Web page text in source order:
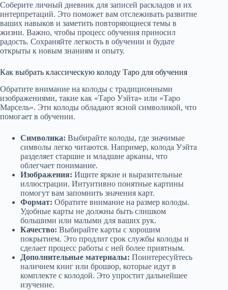
Соберите личный дневник для записей раскладов и их
интерпретаций. Это поможет вам отслеживать развитие
ваших навыков и заметить повторяющиеся темы в
жизни. Важно, чтобы процесс обучения приносил
радость. Сохраняйте легкость в обучении и будьте
открыты к новым знаниям и опыту.
Как выбрать классическую колоду Таро для обучения
Обратите внимание на колоды с традиционными
изображениями, такие как «Таро Уэйта» или «Таро
Марсель». Эти колоды обладают ясной символикой, что
помогает в обучении.
Символика: Выбирайте колоды, где значимые
символы легко читаются. Например, колода Уэйта
разделяет старшие и младшие арканы, что
облегчает понимание.
Изображения: Ищите яркие и выразительные
иллюстрации. Интуитивно понятные картины
помогут вам запомнить значения карт.
Формат: Обратите внимание на размер колоды.
Удобные карты не должны быть слишком
большими или малыми для ваших рук.
Качество: Выбирайте карты с хорошим
покрытием. Это продлит срок службы колоды и
сделает процесс работы с ней более приятным.
Дополнительные материалы: Поинтересуйтесь
наличием книг или брошюр, которые идут в
комплекте с колодой. Это упростит дальнейшее
изучение.